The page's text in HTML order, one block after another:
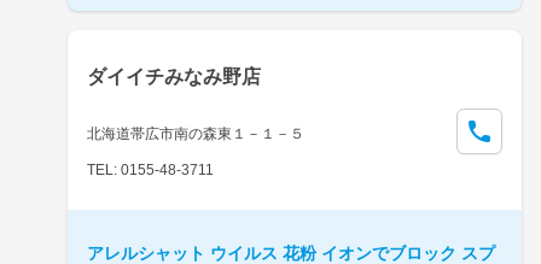
ダイイチみなみ野店
北海道帯広市南の森東１－１－５
TEL: 0155-48-3711
アレルシャット ウイルス 花粉 イオンでブロック スプ